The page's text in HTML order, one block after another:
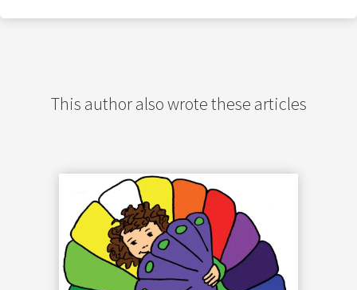
This author also wrote these articles